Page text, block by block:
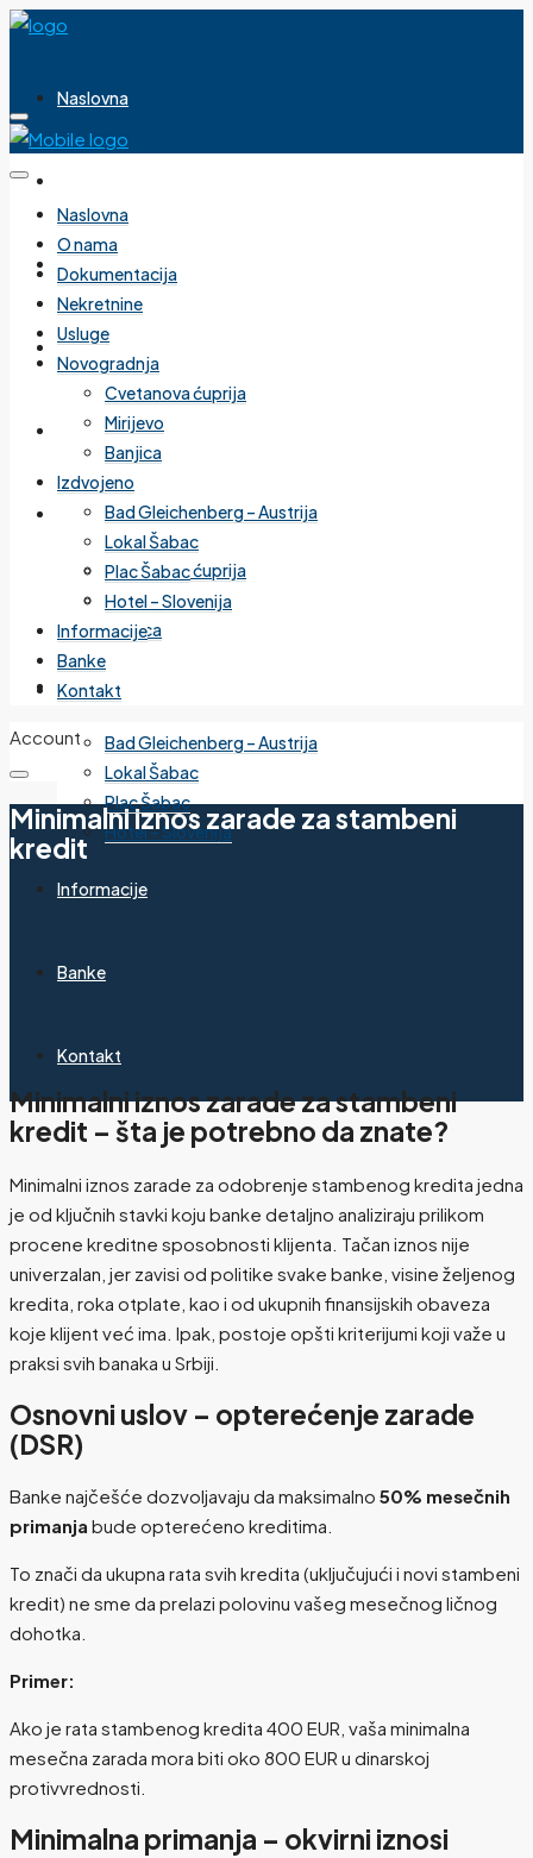
Naslovna
Dokumentacija
Nekretnine
Usluge
Novogradnja
Cvetanova ćuprija
Mirijevo
Banjica
Izdvojeno
Bad Gleichenberg – Austrija
Lokal Šabac
Plac Šabac
Hotel – Slovenija
Informacije
Banke
Kontakt
Naslovna
O nama
Dokumentacija
Nekretnine
Usluge
Novogradnja
Cvetanova ćuprija
Mirijevo
Banjica
Izdvojeno
Bad Gleichenberg – Austrija
Lokal Šabac
Plac Šabac
Hotel – Slovenija
Informacije
Banke
Kontakt
Account
Minimalni iznos zarade za stambeni
kredit
Minimalni iznos zarade za stambeni
kredit – šta je potrebno da znate?
Minimalni iznos zarade za odobrenje stambenog kredita jedna
je od ključnih stavki koju banke detaljno analiziraju prilikom
procene kreditne sposobnosti klijenta. Tačan iznos nije
univerzalan, jer zavisi od politike svake banke, visine željenog
kredita, roka otplate, kao i od ukupnih finansijskih obaveza
koje klijent već ima. Ipak, postoje opšti kriterijumi koji važe u
praksi svih banaka u Srbiji.
Osnovni uslov – opterećenje zarade
(DSR)
Banke najčešće dozvoljavaju da maksimalno 50% mesečnih
primanja bude opterećeno kreditima.
To znači da ukupna rata svih kredita (uključujući i novi stambeni
kredit) ne sme da prelazi polovinu vašeg mesečnog ličnog
dohotka.
Primer:
Ako je rata stambenog kredita 400 EUR, vaša minimalna
mesečna zarada mora biti oko 800 EUR u dinarskoj
protivvrednosti.
Minimalna primanja – okvirni iznosi